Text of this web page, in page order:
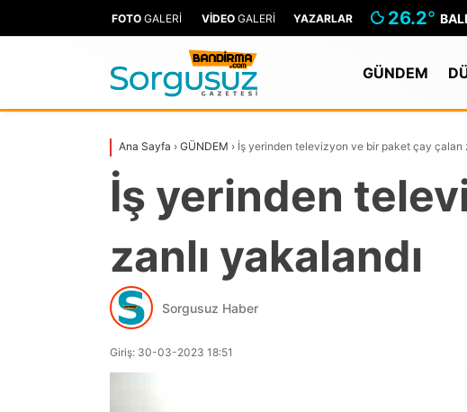
FOTO GALERİ VİDEO GALERİ YAZARLAR 26.2°
GÜNDEM
Ana Sayfa › GÜNDEM › İş yerinden televizyon ve bir paket çay çalan
İş yerinden
zanlı yakalandı
Sorgusuz Haber
Giriş: 30-03-2023 18:51